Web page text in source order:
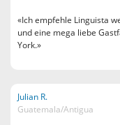
«Ich empfehle Linguista
und eine mega liebe
York.»
Julian R.
Guatemala/Antigua